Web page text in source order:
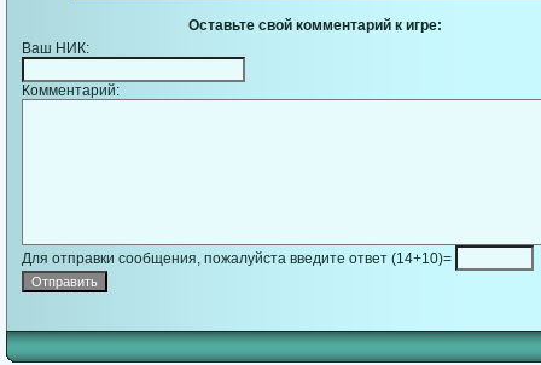
Оставьте свой комментарий к игре:
Ваш НИК:
Комментарий:
Для отправки сообщения, пожалуйста введите ответ (14+10)=